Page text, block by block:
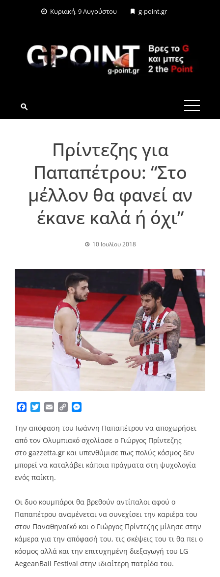
Κυριακή, 9 Αυγούστου g-point.gr
G-POINT.GR
Πρίντεζης για
Παπαπέτρου: “Στο
μέλλον θα φανεί αν
έκανε καλά ή όχι”
10 Ιουλίου 2018
Facebook
TwitterEmailCopy
Την απόφαση του Ιωάννη Παπαπέτρου να αποχωρήσει
από τον Ολυμπιακό σχολίασε ο Γιώργος Πρίντεζης
στο gazzetta.gr και υπενθύμισε πως πολύς κόσμος δεν
μπορεί να καταλάβει κάποια πράγματα στη ψυχολογία
ενός παίκτη.
Οι δυο κουμπάροι θα βρεθούν αντίπαλοι αφού ο
Παπαπέτρου αναμένεται να συνεχίσει την καριέρα του
στον Παναθηναϊκό και ο Γιώργος Πρίντεζης μίλησε στην
κάμερα για την απόφασή του, τις σκέψεις του τι θα πει ο
κόσμος αλλά και την επιτυχημένη διεξαγωγή του LG
AegeanBall Festival στην ιδιαίτερη πατρίδα του.